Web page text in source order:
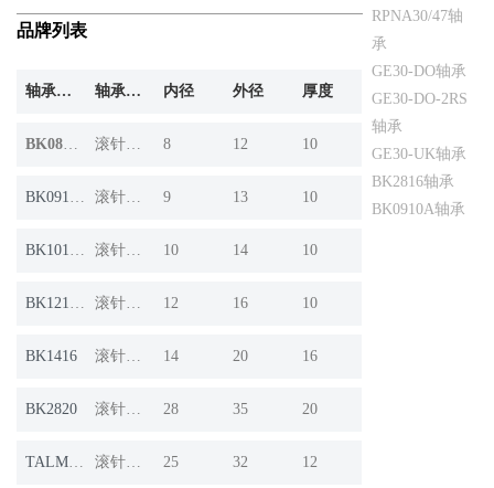
品牌列表
轴承产品 轴承系列 内径 外径 厚度
BK0810A 滚针轴承 8 12 10
BK0910A 滚针轴承 9 13 10
BK1010A 滚针轴承 10 14 10
BK1210A 滚针轴承 12 16 10
BK1416 滚针轴承 14 20 16
BK2820 滚针轴承 28 35 20
TALM2512 滚针轴承 25 32 12
RPNA30/47轴
承
GE30-DO轴承
GE30-DO-2RS
轴承
GE30-UK轴承
BK2816轴承
BK0910A轴承